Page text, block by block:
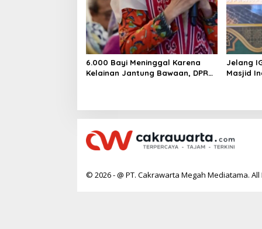
6.000 Bayi Meninggal Karena
Kelainan Jantung Bawaan, DPR
Jelang
Masjid
© 2026 - @ PT. Cakrawarta Megah Mediatama.